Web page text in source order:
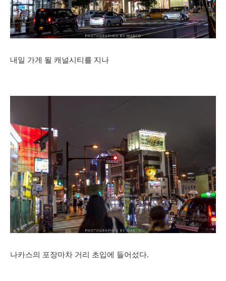
내일 가게 될 캐널시티를 지나
나카스의 포장마차 거리 초입에 들어섰다.